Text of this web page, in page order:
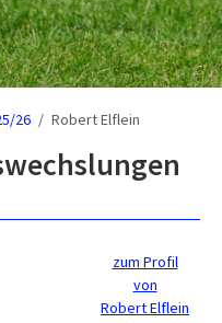
26 Robert Elflein
zum Profil
von
Robert Elflein